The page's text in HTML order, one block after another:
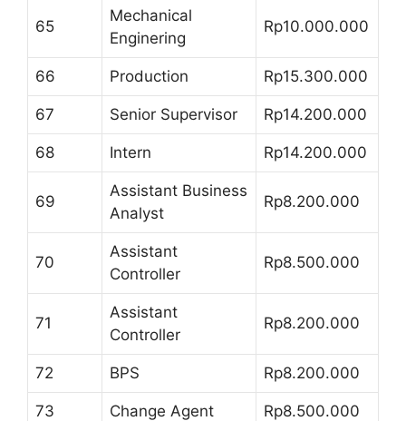
65
Mechanical
Enginering
Rp10.000.000
66 Production Rp15.300.000
67 Senior Supervisor Rp14.200.000
68 Intern Rp14.200.000
69
Assistant Business
Analyst
Rp8.200.000
70
Assistant
Controller
Rp8.500.000
71
Assistant
Controller
Rp8.200.000
72 BPS Rp8.200.000
73 Change Agent Rp8.500.000